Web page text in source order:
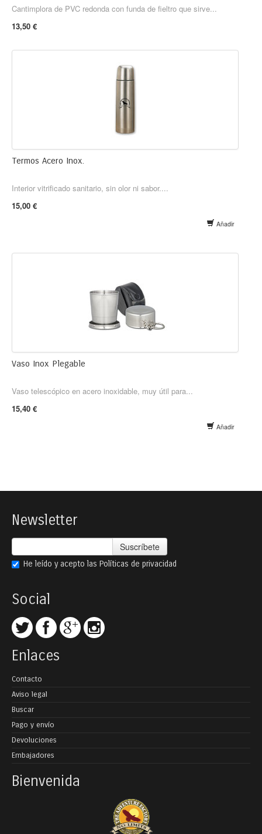
Cantimplora de PVC redonda con funda de fieltro que sirve...
13,50 €
Termos Acero Inox.
Interior vitrificado sanitario, sin olor ni sabor....
15,00 €
Añadir
Vaso Inox Plegable
Vaso telescópico en acero inoxidable, muy útil para...
15,40 €
Añadir
Newsletter
Suscríbete
He leído y acepto las Políticas de privacidad
Social
Enlaces
Contacto
Aviso legal
Buscar
Pago y envío
Devoluciones
Embajadores
Bienvenida